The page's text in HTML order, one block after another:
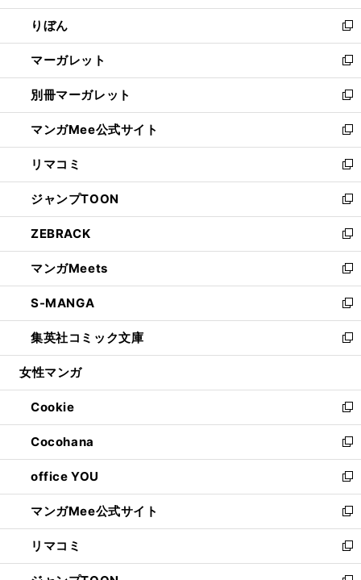
開
く
ウ
で
開
く
ン
ド
ウ
で
開
く
ウ
ィ
ン
ド
ウ
で
開
く
りぼん
新
し
い
ウ
ィ
ン
ド
ウ
で
開
く
マーガレット
新
し
い
ウ
ィ
ン
ド
ウ
で
開
く
別冊マーガレット
新
し
い
ウ
ィ
ン
ド
ウ
で
開
く
マンガMee公式サイト
新
し
い
ウ
ィ
ン
ド
ウ
で
開
く
リマコミ
新
し
い
ウ
ィ
ン
ド
ウ
で
開
く
ジャンプTOON
新
し
い
ウ
ィ
ン
ド
ウ
で
開
ZEBRACK
新
し
い
ウ
ィ
ン
ド
ウ
開
く
マンガMeets
新
し
い
ウ
ィ
ン
ウ
で
開
く
S-MANGA
新
し
い
ウ
ン
ド
ウ
で
開
く
集英社コミック文庫
新
し
ウ
ィ
ン
ド
ウ
で
開
く
女性マンガ
Cookie
新
し
い
ウ
ィ
ン
ド
ウ
で
開
Cocohana
新
し
い
ウ
ィ
ン
ド
ウ
office YOU
新
し
い
ウ
ィ
ン
マンガMee公式サイト
新
し
い
ウ
リマコミ
新
し